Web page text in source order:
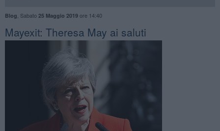
Blog Sabato 25 Maggio 2019ore 14:40
Mayexit: Theresa May ai saluti